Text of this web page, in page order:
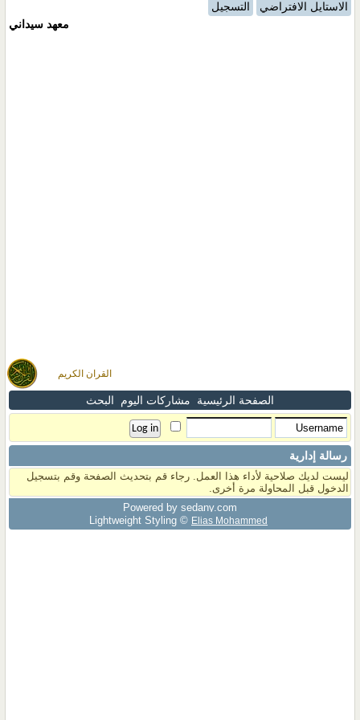
القران الكريم
الاستايل الافتراضي
التسجيل
معهد سيداني
الصفحة الرئيسية مشاركات اليوم البحث
رسالة إدارية
ليست لديك صلاحية لأداء هذا العمل. رجاء قم بتحديث الصفحة وقم بتسجيل
الدخول قبل المحاولة مرة أخرى.
Powered by sedany.com
Lightweight Styling © Elias Mohammed